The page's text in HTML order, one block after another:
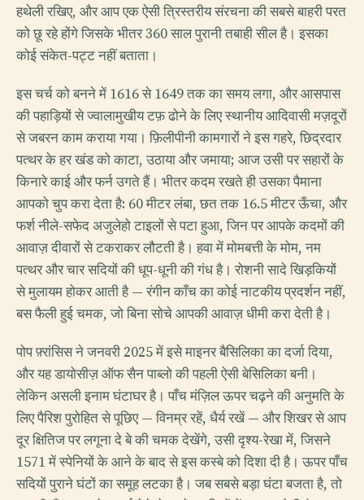
हथेली रखिए, और आप एक ऐसी त्रिस्तरीय संरचना की सबसे बाहरी परत
को छू रहे होंगे जिसके भीतर 360 साल पुरानी तबाही सील है। इसका
कोई संकेत-पट्ट नहीं बताता।
इस चर्च को बनने में 1616 से 1649 तक का समय लगा, और आसपास
की पहाड़ियों से ज्वालामुखीय टफ़ ढोने के लिए स्थानीय आदिवासी मज़दूरों
से जबरन काम कराया गया। फ़िलीपीनी कामगारों ने इस गहरे, छिद्रदार
पत्थर के हर खंड को काटा, उठाया और जमाया; आज उसी पर सहारों के
किनारे काई और फर्न उगते हैं। भीतर कदम रखते ही उसका पैमाना
आपको चुप करा देता है: 60 मीटर लंबा, छत तक 16.5 मीटर ऊँचा, और
फर्श नीले-सफेद अजुलेहो टाइलों से पटा हुआ, जिन पर आपके कदमों की
आवाज़ दीवारों से टकराकर लौटती है। हवा में मोमबत्ती के मोम, नम
पत्थर और चार सदियों की धूप-धूनी की गंध है। रोशनी सादे खिड़कियों
से मुलायम होकर आती है — रंगीन काँच का कोई नाटकीय प्रदर्शन नहीं,
बस फैली हुई चमक, जो बिना सोचे आपकी आवाज़ धीमी करा देती है।
पोप फ़्रांसिस ने जनवरी 2025 में इसे माइनर बैसिलिका का दर्जा दिया,
और यह डायोसीज़ ऑफ सैन पाब्लो की पहली ऐसी बेसिलिका बनी।
लेकिन असली इनाम घंटाघर है। पाँच मंज़िल ऊपर चढ़ने की अनुमति के
लिए पैरिश पुरोहित से पूछिए — विनम्र रहें, धैर्य रखें — और शिखर से आप
दूर क्षितिज पर लगूना दे बे की चमक देखेंगे, उसी दृश्य-रेखा में, जिसने
1571 में स्पेनियों के आने के बाद से इस कस्बे को दिशा दी है। ऊपर पाँच
सदियों पुराने घंटों का समूह लटका है। जब सबसे बड़ा घंटा बजता है, तो